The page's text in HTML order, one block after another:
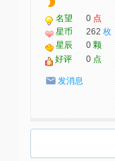
名望 0 点
星币
262 枚
星辰
0 颗
好评
0 点
发消息